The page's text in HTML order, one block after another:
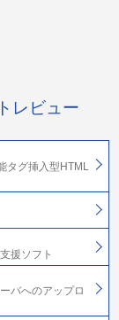
レビュー
タグ挿入型HTML
援ソフト
バへのアップロ